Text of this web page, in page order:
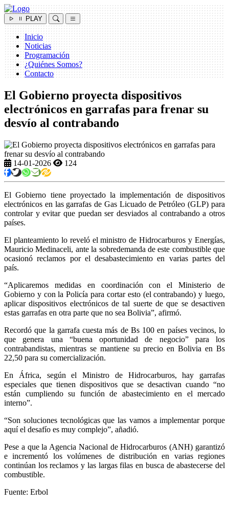
PLAY
Inicio
Noticias
Programación
¿Quiénes Somos?
Contacto
El Gobierno proyecta dispositivos
electrónicos en garrafas para frenar su
desvío al contrabando
14-01-2026 124
El Gobierno tiene proyectado la implementación de dispositivos
electrónicos en las garrafas de Gas Licuado de Petróleo (GLP) para
controlar y evitar que puedan ser desviados al contrabando a otros
países.
El planteamiento lo reveló el ministro de Hidrocarburos y Energías,
Mauricio Medinaceli, ante la sobredemanda de este combustible que
ocasionó reclamos por el desabastecimiento en varias partes del
país.
“Aplicaremos medidas en coordinación con el Ministerio de
Gobierno y con la Policía para cortar esto (el contrabando) y luego,
aplicar dispositivos electrónicos de tal suerte de que se desactiven
estas garrafas en otra parte que no sea Bolivia”, afirmó.
Recordó que la garrafa cuesta más de Bs 100 en países vecinos, lo
que genera una “buena oportunidad de negocio” para los
contrabandistas, mientras se mantiene su precio en Bolivia en Bs
22,50 para su comercialización.
En África, según el Ministro de Hidrocarburos, hay garrafas
especiales que tienen dispositivos que se desactivan cuando “no
están cumpliendo su función de abastecimiento en el mercado
interno”.
“Son soluciones tecnológicas que las vamos a implementar porque
aquí el desafío es muy complejo”, añadió.
Pese a que la Agencia Nacional de Hidrocarburos (ANH) garantizó
e incrementó los volúmenes de distribución en varias regiones
continúan los reclamos y las largas filas en busca de abastecerse del
combustible.
Fuente: Erbol